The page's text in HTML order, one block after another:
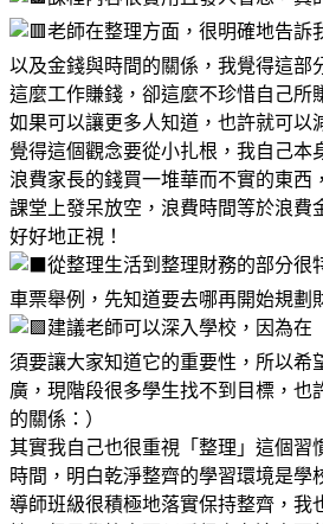
老師在整理方面，很明確地告訴
以及金錢與時間的關係，我覺得這部
這麼工作賺錢，卻這麼不珍惜自己所
如果可以讓更多人知道，也許就可以
覺得這個觀念要從小扎根，我自己本
浪費家長的錢買一堆華而不實的東西
課堂上發呆放空，浪費時間等於浪費
好好地正視！
從整理生活到整理財務的部分很
車票舉例，先知道要去哪再開始規劃
建議老師可以深入學校，因為在
須要讓大家知道它的重要性，所以希
廣，現階段很多學生找不到目標，也
的關係：）
其實我自己也很重視「整理」這個習
時間，明白乾淨整齊的學習環境是學
導師班級很積極地落實保持整齊，我